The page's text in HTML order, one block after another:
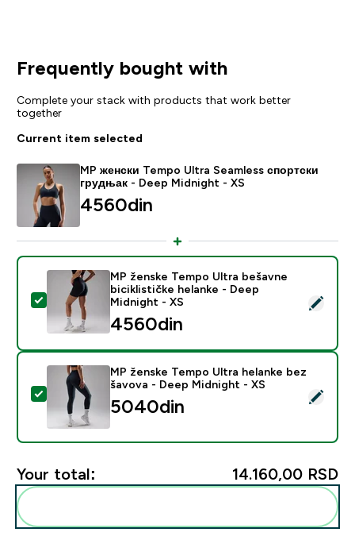
Frequently bought with
Complete your stack with products that work better
together
Current item selected
MP женски Tempo Ultra Seamless спортски
грудњак - Deep Midnight - XS
4560din‎
Select this product - MP ženske Tempo Ultra
MP ženske Tempo Ultra bešavne
biciklističke helanke - Deep
Midnight - XS
4560din‎
Select this product - MP ženske Tempo Ultra
MP ženske Tempo Ultra helanke bez
šavova - Deep Midnight - XS
5040din‎
Your total: 14.160,00 RSD‎